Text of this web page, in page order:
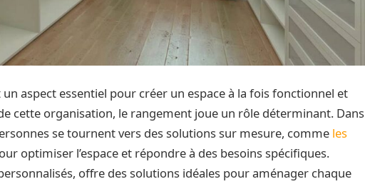
aspect essentiel pour créer un espace à la fois fonctionnel et
cette organisation, le rangement joue un rôle déterminant. Dans
se tournent vers des solutions sur mesure, comme les
optimiser l’espace et répondre à des besoins spécifiques.
offre des solutions idéales pour aménager chaque